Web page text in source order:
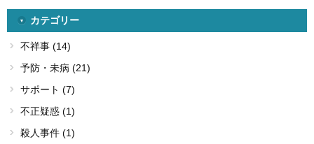
カテゴリー
不祥事 (14)
予防・未病 (21)
サポート (7)
不正疑惑 (1)
殺人事件 (1)